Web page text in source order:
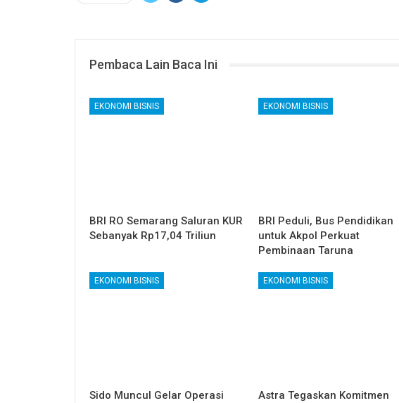
Pembaca Lain Baca Ini
EKONOMI BISNIS
BRI RO Semarang Saluran KUR
Sebanyak Rp17,04 Triliun
EKONOMI BISNIS
BRI Peduli, Bus Pendidikan
untuk Akpol Perkuat
Pembinaan Taruna
EKONOMI BISNIS
Sido Muncul Gelar Operasi
EKONOMI BISNIS
Astra Tegaskan Komitmen